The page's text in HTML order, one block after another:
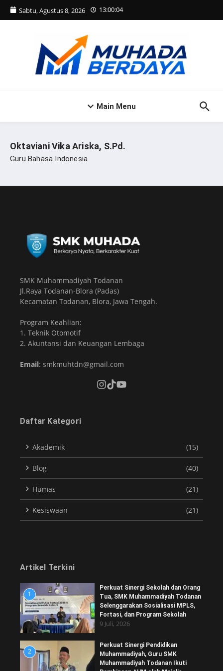
Lewati ke konten
Sabtu, Agustus 8, 2026 13:00:04
Main Menu
Oktaviani Vika Ariska, S.Pd.
Guru Bahasa Indonesia
SMK Muhammadiyah Todanan
Jl.Raya Todanan-Blora (Padas)
Kecamatan Todanan, Blora, Jawa Tengah.
Program Keahlian:
1. Teknik Otomotif
2. Akuntansi dan Keuangan Lembaga
Email: smkmuhtdn@gmail.com
Daftar Kategori
Akademik (15)
Blog (40)
Humas (21)
Kesiswaan (21)
Artikel Terkini
1
Perkuat Sinergi Sekolah dan Orang
Tua, SMK Muhammadiyah Todanan
Selenggarakan Sosialisasi MPLS,
Fortasi, dan Program Sekolah
9 Juli, 2026
2
Perkuat Sinergi Pendidikan
Muhammadiyah, Guru SMK
Muhammadiyah Todanan Ikuti